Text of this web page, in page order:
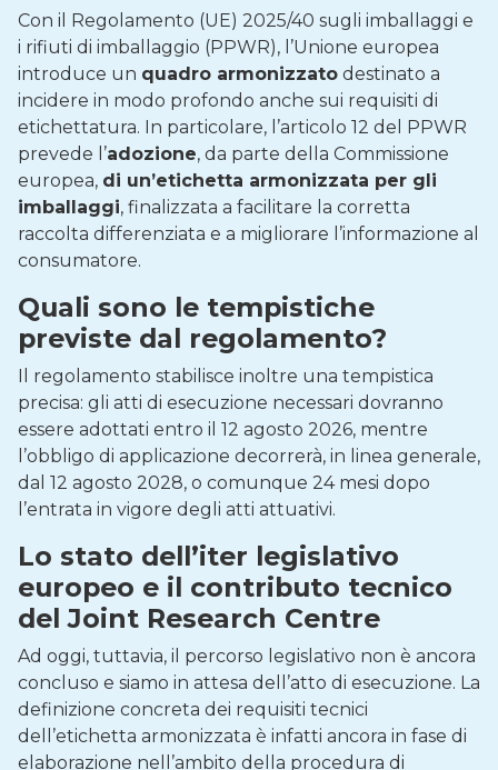
Con il Regolamento (UE) 2025/40 sugli imballaggi e
i rifiuti di imballaggio (PPWR), l’Unione europea
introduce un quadro armonizzato destinato a
incidere in modo profondo anche sui requisiti di
etichettatura. In particolare, l’articolo 12 del PPWR
prevede l’adozione, da parte della Commissione
europea, di un’etichetta armonizzata per gli
imballaggi, finalizzata a facilitare la corretta
raccolta differenziata e a migliorare l’informazione al
consumatore.
Quali sono le tempistiche
previste dal regolamento?
Il regolamento stabilisce inoltre una tempistica
precisa: gli atti di esecuzione necessari dovranno
essere adottati entro il 12 agosto 2026, mentre
l’obbligo di applicazione decorrerà, in linea generale,
dal 12 agosto 2028, o comunque 24 mesi dopo
l’entrata in vigore degli atti attuativi.
Lo stato dell’iter legislativo
europeo e il contributo tecnico
del Joint Research Centre
Ad oggi, tuttavia, il percorso legislativo non è ancora
concluso e siamo in attesa dell’atto di esecuzione. La
definizione concreta dei requisiti tecnici
dell’etichetta armonizzata è infatti ancora in fase di
elaborazione nell’ambito della procedura di